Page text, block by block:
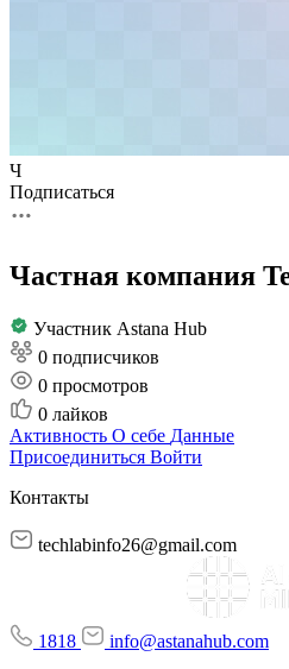
Ч
Подписаться
Частная компания
Участник Astana Hub
0 подписчиков
0 просмотров
0 лайков
Активность О себе Данные
Присоединиться Войти
Контакты
techlabinfo26@gmail.com
1818 info@astanahub.com